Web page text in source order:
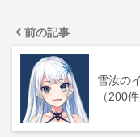
前の記事
雪汝の
（200件